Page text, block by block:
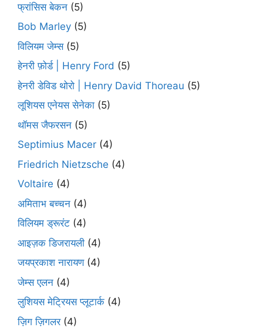
फ्रांसिस बेकन (5)
Bob Marley (5)
विलियम जेम्स(5)
हेनरी फ़ोर्ड | Henry Ford (5)
हेनरी डेविड थोरो | Henry David Thoreau (5)
लूशियस एनेयस सेनेका (5)
थॉमस जैफरसन (5)
Septimius Macer (4)
Friedrich Nietzsche (4)
Voltaire (4)
अमिताभ बच्चन (4)
विलियम ड्रूरंट (4)
आइज़क डिजरायली (4)
जयप्रकाश नारायण(4)
जेम्स एलन (4)
लुशियस मेट्रियस प्लूटार्क (4)
ज़िग ज़िगलर(4)